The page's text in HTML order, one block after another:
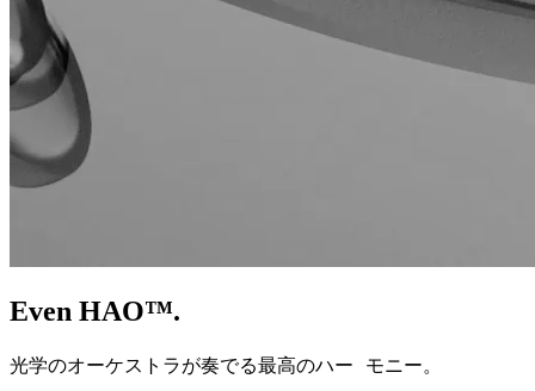
Even HAO™.
光学のオーケストラが奏でる最高のハー モニー。